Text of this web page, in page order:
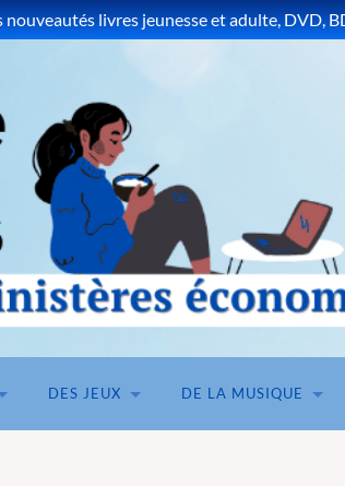
livres jeunesse et adulte, DVD,
DES JEUX DE LA MUSIQUE